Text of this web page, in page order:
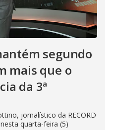
segundo
mais que o
da 3ª
jornalístico da RECORD
quarta-feira (5)